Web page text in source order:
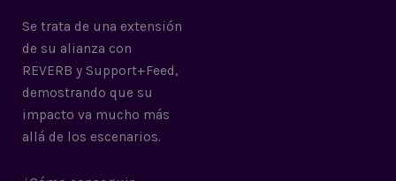
Se trata de una extensión
de su alianza con
REVERB y Support+Feed,
demostrando que su
impacto va mucho más
allá de los escenarios.